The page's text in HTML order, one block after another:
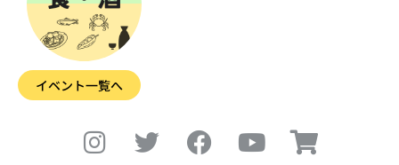
イベント一覧へ
I
n w a o h